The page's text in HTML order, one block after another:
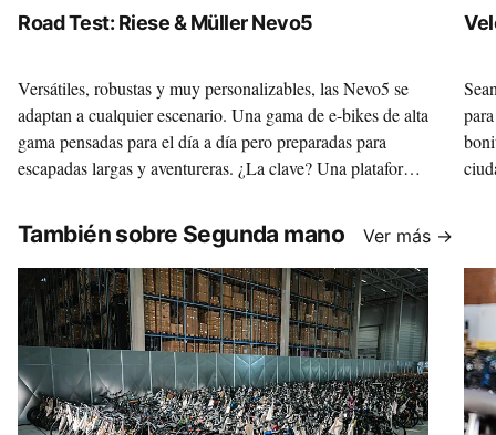
Road Test: Riese & Müller Nevo5
Versátiles, robustas y muy personalizables, las Nevo5 se
adaptan a cualquier escenario. Una gama de e-bikes de alta
gama pensadas para el día a día pero preparadas para
escapadas largas y aventureras. ¿La clave? Una plataforma
componentes, construir la máquina de tus sueños.
También sobre Segunda mano Ver más →